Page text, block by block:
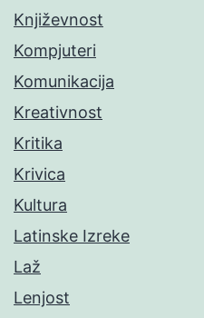
Književnost
Kompjuteri
Komunikacija
Kreativnost
Kritika
Krivica
Kultura
Latinske Izreke
Laž
Lenjost